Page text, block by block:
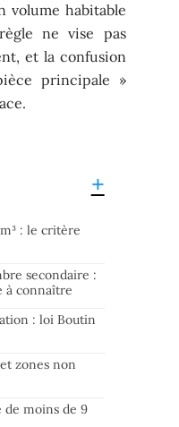
volume habitable
ne vise pas
et la confusion
principale »
: le critère
secondaire :
à connaître
: loi Boutin
zones non
moins de 9